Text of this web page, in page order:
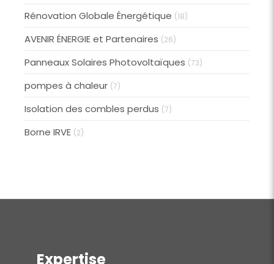
Rénovation Globale Énergétique (18)
AVENIR ÉNERGIE et Partenaires (26)
Panneaux Solaires Photovoltaïques (73)
pompes à chaleur (7)
Isolation des combles perdus (7)
Borne IRVE (2)
Expertise